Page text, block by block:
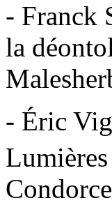
- Franck
la
- Éric